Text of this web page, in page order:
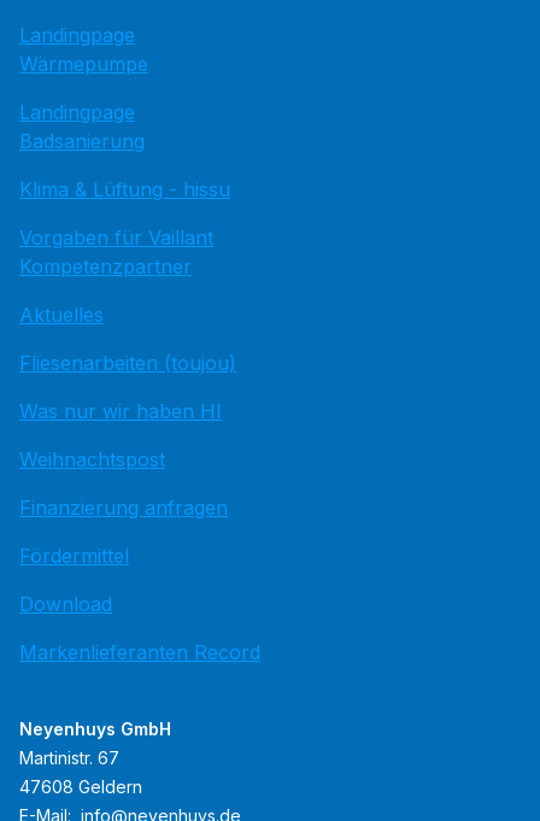
Landingpage
Wärmepumpe
Landingpage
Badsanierung
Klima & Lüftung - hissu
Vorgaben für Vaillant
Kompetenzpartner
Aktuelles
Fliesenarbeiten (toujou)
Was nur wir haben HI
Weihnachtspost
Finanzierung anfragen
Fördermittel
Download
Markenlieferanten Record
Neyenhuys GmbH
Martinistr. 67
47608 Geldern
E-Mail: info@neyenhuys.de